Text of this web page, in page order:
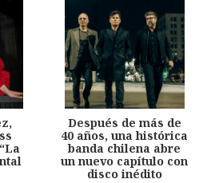
Después de más de
40 años, una histórica
banda chilena abre
un nuevo capítulo con
disco inédito